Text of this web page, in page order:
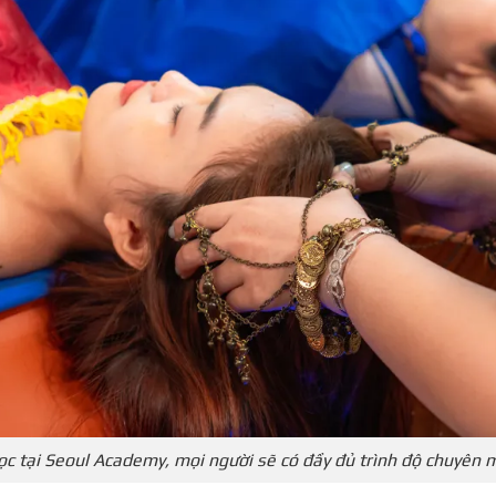
tại Seoul Academy, mọi người sẽ có đầy đủ trình độ chuyên